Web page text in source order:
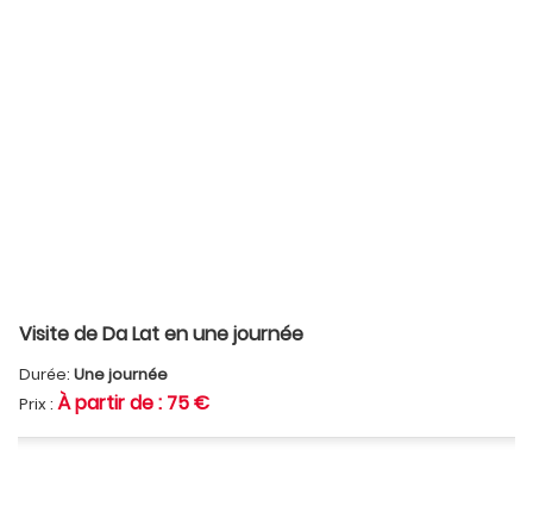
Visite de Da Lat en une journée
Durée: Une journée
Prix : À partir de : 75 €